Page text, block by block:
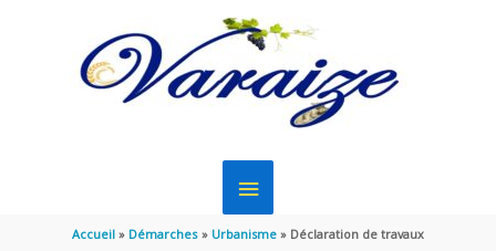
MENU
PRINCIPAL
Accueil Démarches Urbanisme Déclaration de travaux